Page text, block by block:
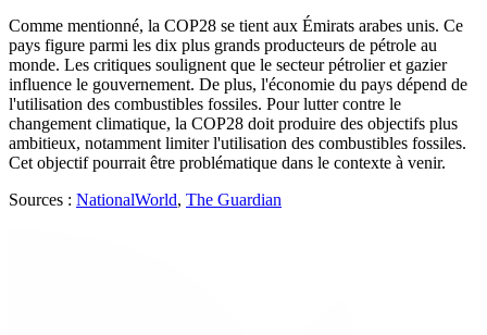
Comme mentionné, la COP28 se tient aux Émirats arabes unis. Ce
pays figure parmi les dix plus grands producteurs de pétrole au
monde. Les critiques soulignent que le secteur pétrolier et gazier
influence le gouvernement. De plus, l'économie du pays dépend de
l'utilisation des combustibles fossiles. Pour lutter contre le
changement climatique, la COP28 doit produire des objectifs plus
ambitieux, notamment limiter l'utilisation des combustibles fossiles.
Cet objectif pourrait être problématique dans le contexte à venir.
Sources : NationalWorld, The Guardian